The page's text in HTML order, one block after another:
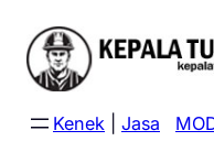
content
Kenek Jasa